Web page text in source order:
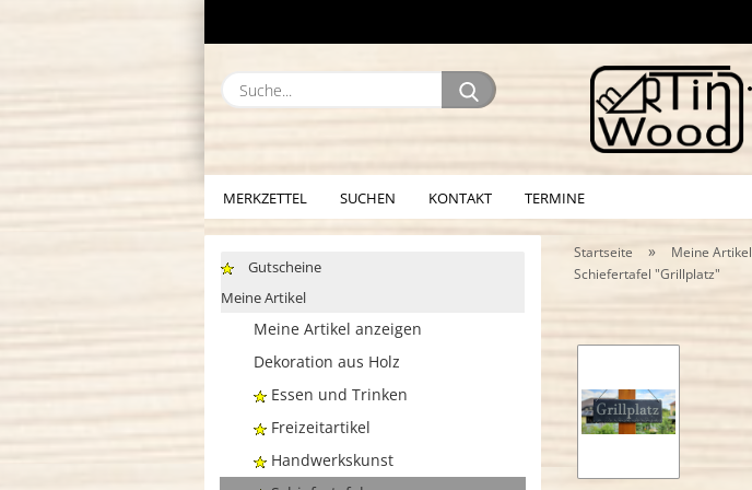
Suche...
MERKZETTEL SUCHEN KONTAKT TERMINE
Startseite » Meine Artikel
Schiefertafel "Grillplatz"
Gutscheine
Meine Artikel
Meine Artikel anzeigen
Dekoration aus Holz
Essen und Trinken
Freizeitartikel
Handwerkskunst